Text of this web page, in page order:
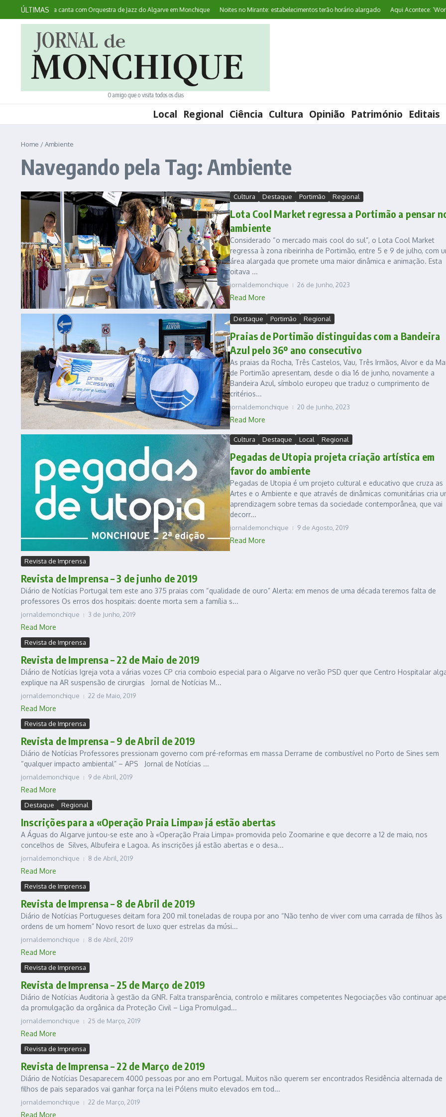
Ir para o conteúdo
ÚLTIMAS
australiana canta com Orquestra de Jazz do Algarve em Monchique Noites no Mirante: estabelecimentos terão horário alargado Aqui Acontece: ‘World
O amigo que o visita todos os dias
Local Regional Ciência Cultura Opinião Património Editais
Home /Ambiente
Navegando pela Tag: Ambiente
Cultura Destaque Portimão Regional
Lota Cool Market regressa a Portimão a pensar
ambiente
Considerado “o mercado mais cool do sul”, o Lota Cool Market
regressa à zona ribeirinha de Portimão, entre 5 e 9 de julho, com
área alargada que promete uma maior dinâmica e animação. Esta
oitava ...
jornaldemonchique 26 de Junho, 2023
Read More
Destaque Portimão Regional
Praias de Portimão distinguidas com a Bandeira
Azul pelo 36º ano consecutivo
As praias da Rocha, Três Castelos, Vau, Três Irmãos, Alvor e da
de Portimão apresentam, desde o dia 16 de junho, novamente a
Bandeira Azul, símbolo europeu que traduz o cumprimento de
critérios...
jornaldemonchique 20 de Junho, 2023
Read More
Cultura Destaque Local Regional
Pegadas de Utopia projeta criação artística em
favor do ambiente
Pegadas de Utopia é um projeto cultural e educativo que cruza as
Artes e o Ambiente e que através de dinâmicas comunitárias cria
aprendizagem sobre temas da sociedade contemporânea, que vai
decorr...
jornaldemonchique 9 de Agosto, 2019
Read More
Revista de Imprensa
Revista de Imprensa – 3 de junho de 2019
Diário de Notícias Portugal tem este ano 375 praias com “qualidade de ouro” Alerta: em menos de uma década teremos falta de
professores Os erros dos hospitais: doente morta sem a família s...
jornaldemonchique 3 de Junho, 2019
Read More
Revista de Imprensa
Revista de Imprensa – 22 de Maio de 2019
Diário de Notícias Igreja vota a várias vozes CP cria comboio especial para o Algarve no verão PSD quer que Centro Hospitalar
explique na AR suspensão de cirurgias Jornal de Notícias M...
jornaldemonchique 22 de Maio, 2019
Read More
Revista de Imprensa
Revista de Imprensa – 9 de Abril de 2019
Diário de Notícias Professores pressionam governo com pré-reformas em massa Derrame de combustível no Porto de Sines sem
“qualquer impacto ambiental” – APS Jornal de Notícias ...
jornaldemonchique 9 de Abril, 2019
Read More
Destaque Regional
Inscrições para a «Operação Praia Limpa» já estão abertas
A Águas do Algarve juntou-se este ano à «Operação Praia Limpa» promovida pelo Zoomarine e que decorre a 12 de maio, nos
concelhos de Silves, Albufeira e Lagoa. As inscrições já estão abertas e o desa...
jornaldemonchique 8 de Abril, 2019
Read More
Revista de Imprensa
Revista de Imprensa – 8 de Abril de 2019
Diário de Notícias Portugueses deitam fora 200 mil toneladas de roupa por ano “Não tenho de viver com uma carrada de filhos às
ordens de um homem” Novo resort de luxo quer estrelas da músi...
jornaldemonchique 8 de Abril, 2019
Read More
Revista de Imprensa
Revista de Imprensa – 25 de Março de 2019
Diário de Notícias Auditoria à gestão da GNR. Falta transparência, controlo e militares competentes Negociações vão continuar
da promulgação da orgânica da Proteção Civil – Liga Promulgad...
jornaldemonchique 25 de Março, 2019
Read More
Revista de Imprensa
Revista de Imprensa – 22 de Março de 2019
Diário de Notícias Desaparecem 4000 pessoas por ano em Portugal. Muitos não querem ser encontrados Residência alternada de
filhos de pais separados vai ganhar força na lei Pólens muito elevados em tod...
jornaldemonchique 22 de Março, 2019
Read More